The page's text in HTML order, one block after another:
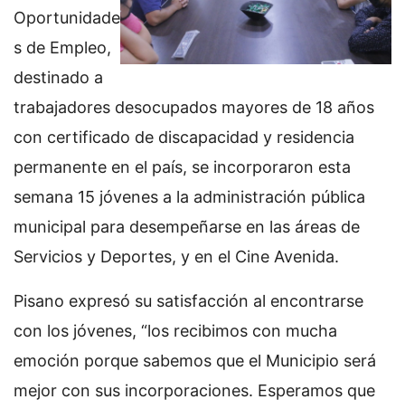
Oportunidade
s de Empleo,
destinado a
trabajadores desocupados mayores de 18 años
con certificado de discapacidad y residencia
permanente en el país, se incorporaron esta
semana 15 jóvenes a la administración pública
municipal para desempeñarse en las áreas de
Servicios y Deportes, y en el Cine Avenida.
Pisano expresó su satisfacción al encontrarse
con los jóvenes, “los recibimos con mucha
emoción porque sabemos que el Municipio será
mejor con sus incorporaciones. Esperamos que